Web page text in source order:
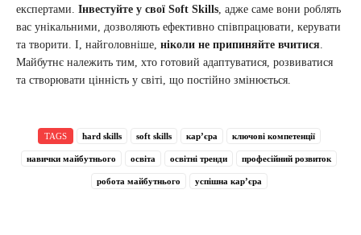
експертами. Інвестуйте у свої Soft Skills, адже саме вони роблять
вас унікальними, дозволяють ефективно співпрацювати, керувати
та творити. І, найголовніше, ніколи не припиняйте вчитися.
Майбутнє належить тим, хто готовий адаптуватися, розвиватися
та створювати цінність у світі, що постійно змінюється.
TAGS hard skills soft skills кар’єра ключові компетенції
навички майбутнього освіта освітні тренди професійний розвиток
робота майбутнього успішна кар’єра